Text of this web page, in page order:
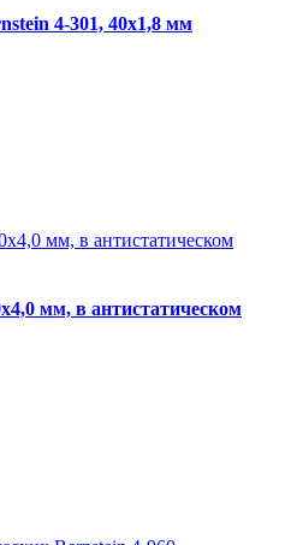
4-301, 40x1,8 мм
мм, в антистатическом